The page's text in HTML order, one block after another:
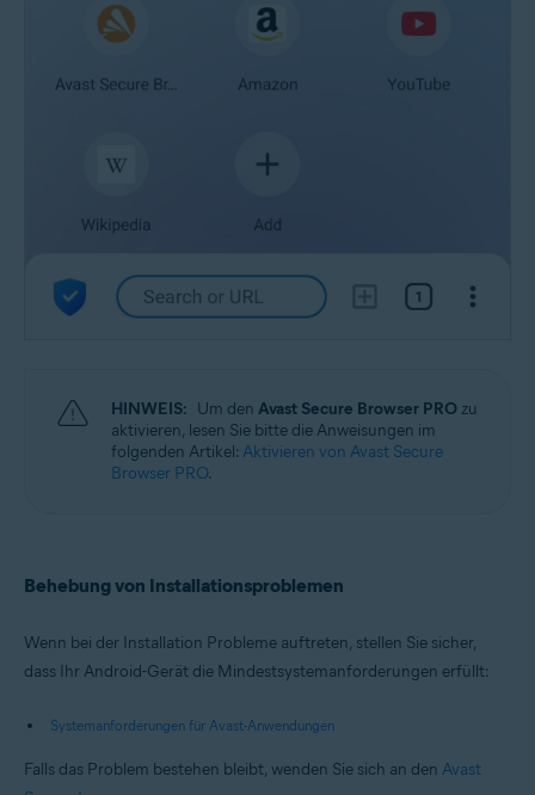
HINWEIS: Um den Avast Secure Browser PRO zu
aktivieren, lesen Sie bitte die Anweisungen im
folgenden Artikel: Aktivieren von Avast Secure
Browser PRO.
Behebung von Installationsproblemen
Wenn bei der Installation Probleme auftreten, stellen Sie sicher,
dass Ihr Android-Gerät die Mindestsystemanforderungen erfüllt:
Systemanforderungen für Avast-Anwendungen
Falls das Problem bestehen bleibt, wenden Sie sich an den Avast